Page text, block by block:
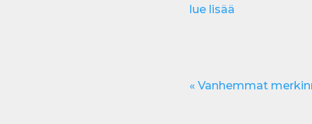
lue lisää
« Vanhemmat